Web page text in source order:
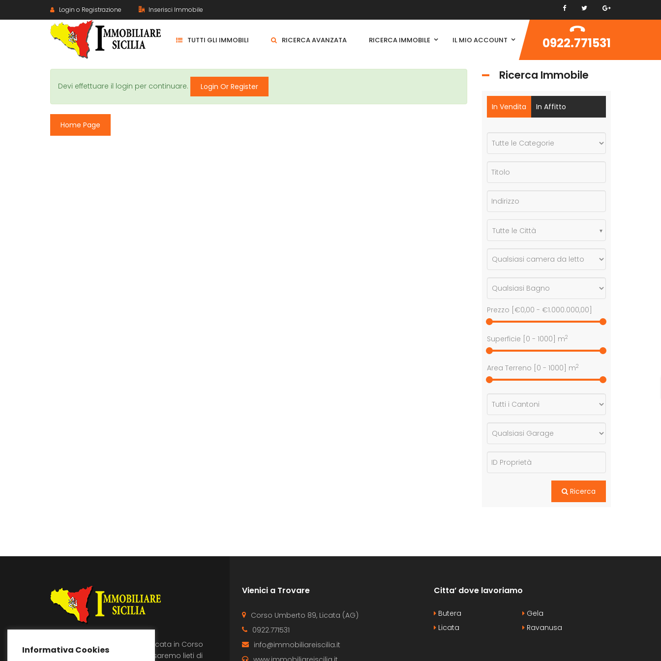
Login o Registrazione Inserisci Immobile
TUTTI GLI IMMOBILI RICERCA AVANZATA RICERCA IMMOBILE IL MIO ACCOUNT 0922.771531
Devi effettuare il login per continuare. Login Or Register
Home Page
Ricerca Immobile
In Vendita In Affitto
Tutte le Città
Prezzo [ €0,00 - €1.000.000,00
Superficie [ 0 - 1000 ] m2
Area Terreno [ 0 - 1000 ] m2
Ricerca
Immobiliare Sicilia si trova a Licata in Corso
Umberto 89, vienici a trovare saremo lieti di
Vienici a Trovare
Corso Umberto 89, Licata (AG)
0922.771531
info@immobiliareiscilia.it
Citta’ dove lavoriamo
Butera
Gela
Licata
Ravanusa
Informativa Cookies